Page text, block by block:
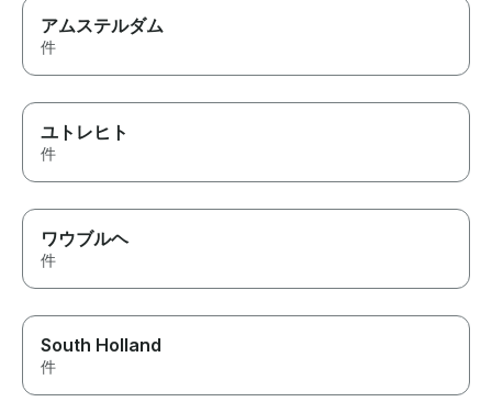
アムステルダム
件
ユトレヒト
件
ワウブルヘ
件
South Holland
件